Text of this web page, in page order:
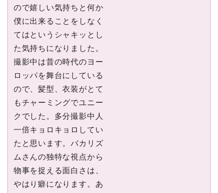
ので嬉しい気持ちと何か
僕に出来ることをしなく
てはというシャキッとし
た気持ちになりました。
撮影中は昔の時代のヨー
ロッパを舞台にしている
ので、髪型、⾐装がとて
もチャーミングでユニー
クでした。多分撮影中⼈
⼀倍キョロキョロしてい
たと思います。バカリズ
ムさんの独特な視点から
物事を捉える⾯⽩さは、
やはり癖になります。あ